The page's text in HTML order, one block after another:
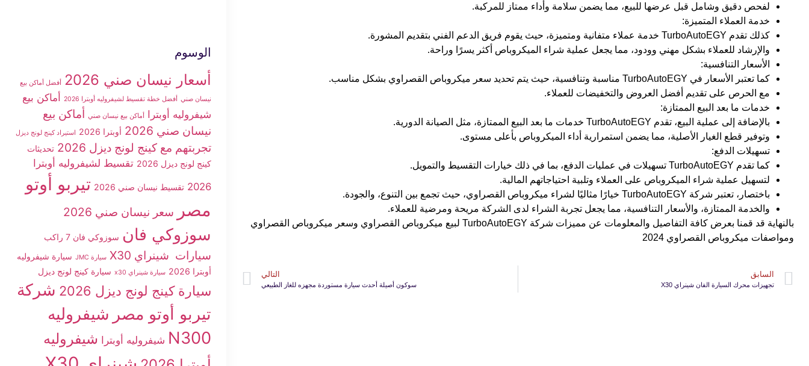
لفحص دقيق وشامل قبل عرضها للبيع، مما يضمن سلامة وأداء ممتاز للمركبة.
خدمة العملاء المتميزة:
كذلك تقدم TurboAutoEGY خدمة عملاء متفانية ومتميزة، حيث يقوم فريق الدعم الفني بتقديم المشورة.
والإرشاد للعملاء بشكل مهني وودود، مما يجعل عملية شراء الميكروباص أكثر يسرًا وراحة.
الأسعار التنافسية:
كما تعتبر الأسعار في TurboAutoEGY مناسبة وتنافسية، حيث يتم تحديد سعر ميكروباص القصراوي بشكل مناسب.
مع الحرص على تقديم أفضل العروض والتخفيضات للعملاء.
خدمات ما بعد البيع الممتازة:
بالإضافة إلى عملية البيع، تقدم TurboAutoEGY خدمات ما بعد البيع الممتازة، مثل الصيانة الدورية.
وتوفير قطع الغيار الأصلية، مما يضمن استمرارية أداء الميكروباص بأعلى مستوى.
تسهيلات الدفع:
كما تقدم TurboAutoEGY تسهيلات في عمليات الدفع، بما في ذلك خيارات التقسيط والتمويل.
لتسهيل عملية شراء الميكروباص على العملاء وتلبية احتياجاتهم المالية.
باختصار، تعتبر شركة TurboAutoEGY خيارًا مثاليًا لشراء ميكروباص القصراوي، حيث تجمع بين التنوع، والجودة.
والخدمة الممتازة، والأسعار التنافسية، مما يجعل تجربة الشراء لدى الشركة مريحة ومرضية للعملاء.
بالنهاية قد قمنا بعرض كافة التفاصيل والمعلومات عن مميزات شركة TurboAutoEGY لبيع ميكروباص القصراوي وسعر ميكروباص القصراوي
ومواصفات ميكروباص القصراوي 2024
السابق
تجهيزات محرك السيارة الفان شينراي X30
التالي
سوكون أصيلة أحدث سيارة مستوردة مجهزه للغاز الطبيعي
الوسوم
أسعار نيسان صني 2026 أفضل أماكن بيع
نيسان صني أفضل خطة تقسيط لشيفروليه أوبترا 2026
أماكن بيع
شيفروليه أوبترا أماكن بيع نيسان صني أماكن بيع
نيسان صني 2026
أوبترا 2026 استيراد كينج لونج ديزل
تجربتهم مع كينج لونج ديزل 2026
تحديثات
كينج لونج ديزل 2026
تقسيط لشيفروليه أوبترا
2026 تقسيط نيسان صني 2026
تيربو أوتو
مصر
سعر نيسان صني 2026
سوزوكي فان سوزوكي فان 7 راكب
سيارات شينراي X30 سيارة JMC
سيارة شيفروليه
أوبترا 2026
سيارة شينراي x30 سيارة كينج لونج ديزل
سيارة كينج لونج ديزل 2026
شركة
تيربو أوتو مصر شيفروليه
N300 شيفروليه أوبترا شيفروليه